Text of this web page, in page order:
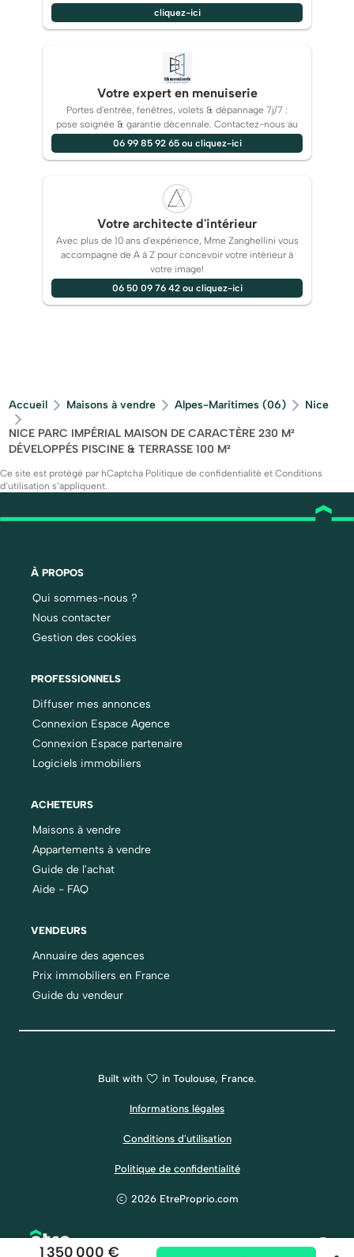
1 350 000 €
cliquez-ici
Votre expert en menuiserie
Portes d'entrée, fenêtres, volets & dépannage 7j/7 :
pose soignée & garantie décennale. Contactez-nous au
06 99 85 92 65 ou cliquez-ici
Votre architecte d'intérieur
Avec plus de 10 ans d'expérience, Mme Zanghellini vous
accompagne de A à Z pour concevoir votre intérieur à
votre image!
06 50 09 76 42 ou cliquez-ici
Accueil Maisons à vendre Alpes-Maritimes (06) Nice
NICE PARC IMPÉRIAL MAISON DE CARACTÈRE 230 M²
DÉVELOPPÉS PISCINE & TERRASSE 100 M²
Ce site est protégé par hCaptcha Politique de confidentialité et Conditions
d’utilisation s’appliquent.
À PROPOS
Qui sommes-nous ?
Nous contacter
Gestion des cookies
PROFESSIONNELS
Diffuser mes annonces
Connexion Espace Agence
Connexion Espace partenaire
Logiciels immobiliers
ACHETEURS
Maisons à vendre
Appartements à vendre
Guide de l'achat
Aide - FAQ
VENDEURS
Annuaire des agences
Prix immobiliers en France
Guide du vendeur
Built with in Toulouse, France.
Informations légales
Conditions d'utilisation
Politique de confidentialité
2026 EtreProprio.com